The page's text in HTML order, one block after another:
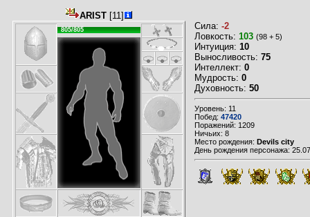
ARIST [11]
805/805 Сила: -2
Ловкость: 103 (98 + 5)
Интуиция: 10
Выносливость: 75
Интеллект: 0
Мудрость: 0
Духовность: 50
Уровень: 11
Побед: 47420
Поражений: 1209
Ничьих: 8
Место рождения: Devils city
День рождения персонажа: